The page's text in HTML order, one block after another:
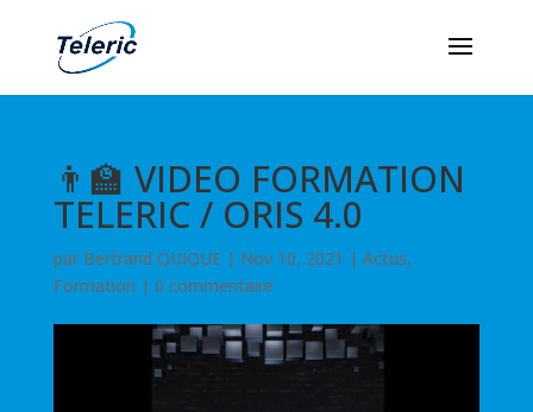
👨‍🏫 VIDEO FORMATION
TELERIC / ORIS 4.0
par Bertrand QUIQUE| Nov 10, 2021 | Actus,
Formation | 0 commentaire